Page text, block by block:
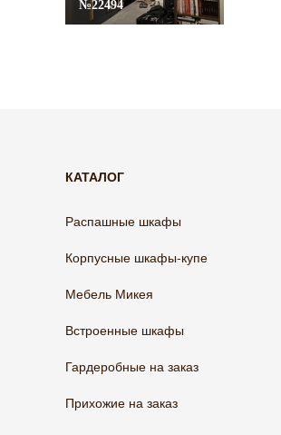
№22494
КАТАЛОГ
Распашные шкафы
Корпусные шкафы-купе
Мебель Микея
Встроенные шкафы
Гардеробные на заказ
Прихожие на заказ